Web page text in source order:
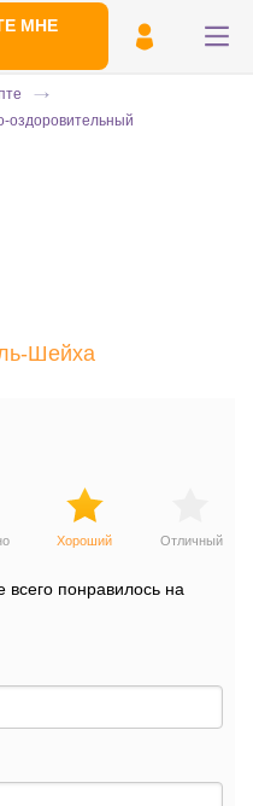
МНЕ
телефона
вами и сделает
оздоровительный
Шейха
Хороший Отличный
понравилось на